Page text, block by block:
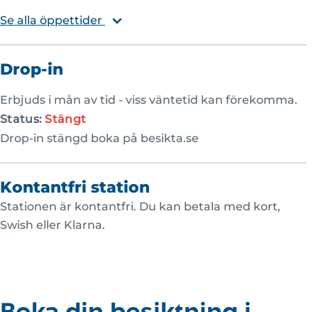
Se alla öppettider
Drop-in
Erbjuds i mån av tid - viss väntetid kan förekomma.
Status:Stängt
Drop-in stängd boka på besikta.se
Kontantfri station
Stationen är kontantfri. Du kan betala med kort,
Swish eller Klarna.